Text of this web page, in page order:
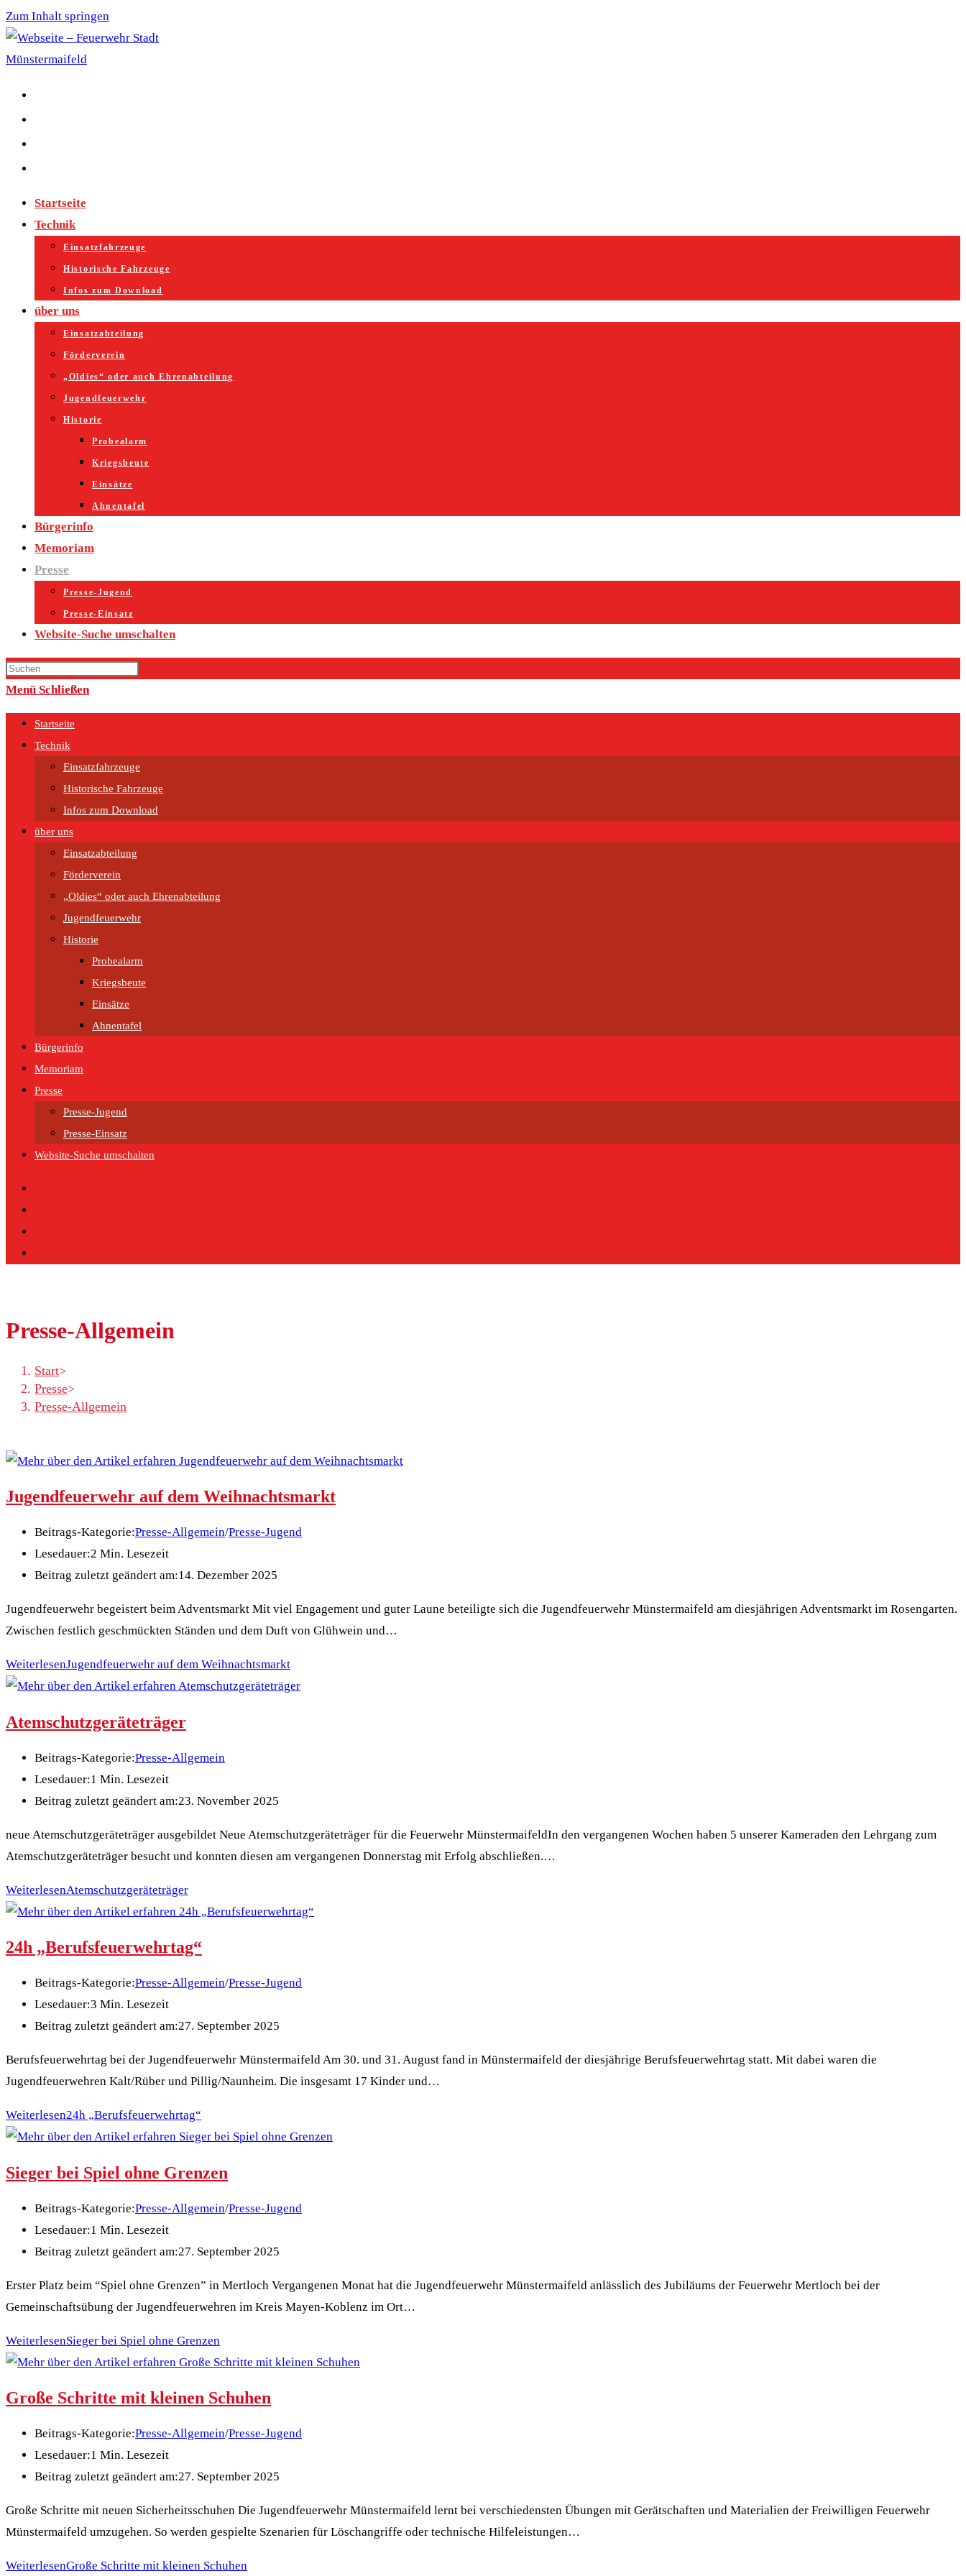
Zum Inhalt springen
Startseite
Technik
Einsatzfahrzeuge
Historische Fahrzeuge
Infos zum Download
über uns
Einsatzabteilung
Förderverein
„Oldies“ oder auch Ehrenabteilung
Jugendfeuerwehr
Historie
Probealarm
Kriegsbeute
Einsätze
Ahnentafel
Bürgerinfo
Memoriam
Presse
Presse-Jugend
Presse-Einsatz
Website-Suche umschalten
Menü Schließen
Startseite
Technik
Einsatzfahrzeuge
Historische Fahrzeuge
Infos zum Download
über uns
Einsatzabteilung
Förderverein
„Oldies“ oder auch Ehrenabteilung
Jugendfeuerwehr
Historie
Probealarm
Kriegsbeute
Einsätze
Ahnentafel
Bürgerinfo
Memoriam
Presse
Presse-Jugend
Presse-Einsatz
Website-Suche umschalten
Presse-Allgemein
Start>
Presse>
Presse-Allgemein
Jugendfeuerwehr auf dem Weihnachtsmarkt
Beitrags-Kategorie:Presse-Allgemein/Presse-Jugend
Lesedauer:2 Min. Lesezeit
Beitrag zuletzt geändert am:14. Dezember 2025
Jugendfeuerwehr begeistert beim Adventsmarkt Mit viel Engagement und guter Laune beteiligte sich die Jugendfeuerwehr Münstermaifeld am diesjährigen Adventsmarkt im Rosengarten.
Zwischen festlich geschmückten Ständen und dem Duft von Glühwein und…
WeiterlesenJugendfeuerwehr auf dem Weihnachtsmarkt
Atemschutzgeräteträger
Beitrags-Kategorie:Presse-Allgemein
Lesedauer:1 Min. Lesezeit
Beitrag zuletzt geändert am:23. November 2025
neue Atemschutzgeräteträger ausgebildet Neue Atemschutzgeräteträger für die Feuerwehr MünstermaifeldIn den vergangenen Wochen haben 5 unserer Kameraden den Lehrgang zum
Atemschutzgeräteträger besucht und konnten diesen am vergangenen Donnerstag mit Erfolg abschließen.…
WeiterlesenAtemschutzgeräteträger
24h „Berufsfeuerwehrtag“
Beitrags-Kategorie:Presse-Allgemein/Presse-Jugend
Lesedauer:3 Min. Lesezeit
Beitrag zuletzt geändert am:27. September 2025
Berufsfeuerwehrtag bei der Jugendfeuerwehr Münstermaifeld Am 30. und 31. August fand in Münstermaifeld der diesjährige Berufsfeuerwehrtag statt. Mit dabei waren die
Jugendfeuerwehren Kalt/Rüber und Pillig/Naunheim. Die insgesamt 17 Kinder und…
Weiterlesen24h „Berufsfeuerwehrtag“
Sieger bei Spiel ohne Grenzen
Beitrags-Kategorie:Presse-Allgemein/Presse-Jugend
Lesedauer:1 Min. Lesezeit
Beitrag zuletzt geändert am:27. September 2025
Erster Platz beim “Spiel ohne Grenzen” in Mertloch Vergangenen Monat hat die Jugendfeuerwehr Münstermaifeld anlässlich des Jubiläums der Feuerwehr Mertloch bei der
Gemeinschaftsübung der Jugendfeuerwehren im Kreis Mayen-Koblenz im Ort…
WeiterlesenSieger bei Spiel ohne Grenzen
Große Schritte mit kleinen Schuhen
Beitrags-Kategorie:Presse-Allgemein/Presse-Jugend
Lesedauer:1 Min. Lesezeit
Beitrag zuletzt geändert am:27. September 2025
Große Schritte mit neuen Sicherheitsschuhen Die Jugendfeuerwehr Münstermaifeld lernt bei verschiedensten Übungen mit Gerätschaften und Materialien der Freiwilligen Feuerwehr
Münstermaifeld umzugehen. So werden gespielte Szenarien für Löschangriffe oder technische Hilfeleistungen…
WeiterlesenGroße Schritte mit kleinen Schuhen